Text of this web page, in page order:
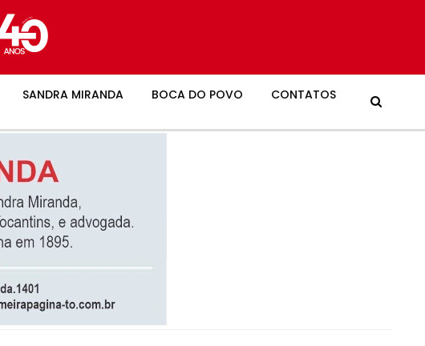
SANDRA MIRANDA BOCA DO POVO CONTATOS